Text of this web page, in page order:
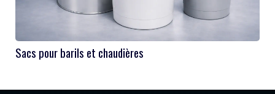
Sacs pour barils et chaudières